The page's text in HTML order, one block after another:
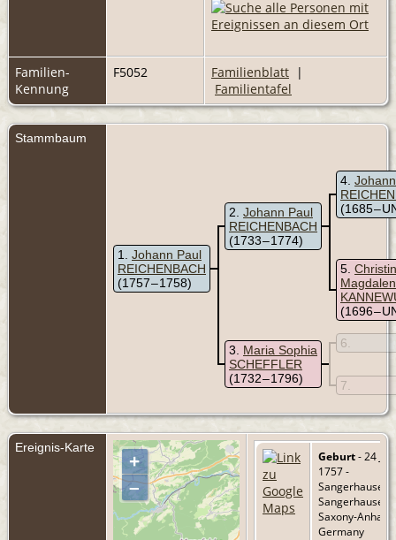
Familien-
Kennung
F5052 Familienblatt |
Familientafel
Stammbaum
1
Johann Paul
REICHENBACH
(1757 – 1758)
2 Johann Paul
REICHENBACH
(1733 – 1774)
4
(1685 –
5
(1696 –
3
Maria Sophia
SCHEFFLER
(1732 – 1796)
6
7
Ereignis-Karte
+
–
Geburt- 24 Jul
1757 -
Sangerhausen,
Sangerhausen,
Saxony-Anhalt,
Germany